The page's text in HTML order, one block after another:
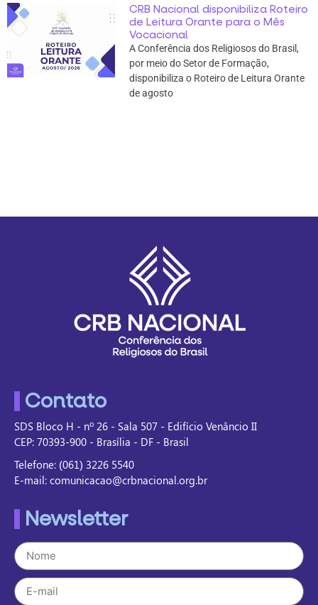
CRB Nacional disponibiliza Roteiro
de Leitura Orante para o Mês
Vocacional
A Conferência dos Religiosos do Brasil,
por meio do Setor de Formação,
disponibiliza o Roteiro de Leitura Orante
de agosto
Contato
SDS Bloco H - nº 26 - Sala 507 - Edifício Venâncio II
CEP: 70393-900 - Brasília - DF - Brasil
Telefone: (061) 3226 5540
E-mail: comunicacao@crbnacional.org.br
Newsletter